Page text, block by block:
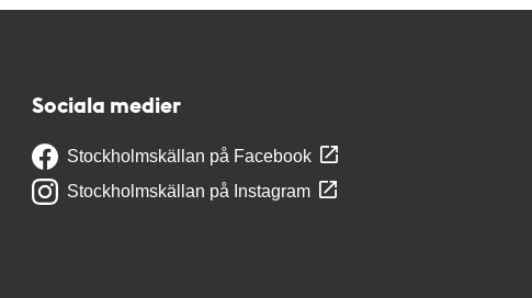
Sociala medier
Stockholmskällan på Facebook
Stockholmskällan på Instagram